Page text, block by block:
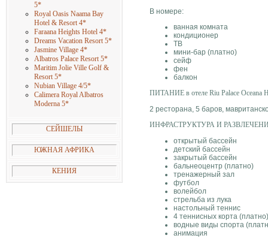
5*
Royal Oasis Naama Bay
Hotel & Resort 4*
Faraana Heights Hotel 4*
Dreams Vacation Resort 5*
Jasmine Village 4*
Albatros Palace Resort 5*
Maritim Jolie Ville Golf &
Resort 5*
Nubian Village 4/5*
Calimera Royal Albatros
Moderna 5*
СЕЙШЕЛЫ
ЮЖНАЯ АФРИКА
КЕНИЯ
В номере:
ванная комната
кондиционер
ТВ
мини-бар (платно)
сейф
фен
балкон
ПИТАНИЕ в отеле Riu Palace Oceana
2 ресторана, 5 баров,
ИНФРАСТРУКТУРА И
открытый бассейн
детский бассейн
закрытый бассейн
бальнеоцентр (платно)
тренажерный зал
футбол
волейбол
стрельба из лука
настольный теннис
4 теннисных корта (платно)
водные виды спорта
анимация